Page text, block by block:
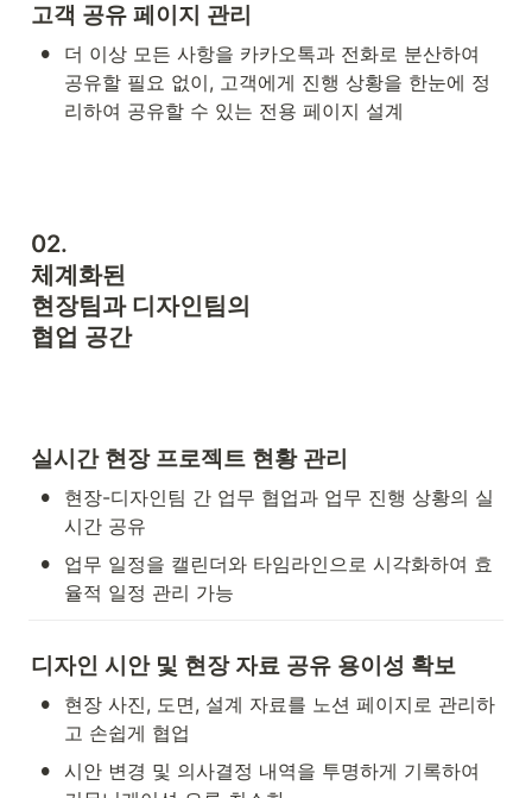
고객 공유 페이지 관리
•
더 이상 모든 사항을 카카오톡과 전화로 분산하여
공유할 필요 없이, 고객에게 진행 상황을 한눈에 정
리하여 공유할 수 있는 전용 페이지 설계
02.
체계화된
현장팀과 디자인팀의
협업 공간
실시간 현장 프로젝트 현황 관리
•
현장-디자인팀 간 업무 협업과 업무 진행 상황의 실
시간 공유
•
업무 일정을 캘린더와 타임라인으로 시각화하여 효
율적 일정 관리 가능
디자인 시안 및 현장 자료 공유 용이성 확보
•
현장 사진, 도면, 설계 자료를 노션 페이지로 관리하
고 손쉽게 협업
• 시안 변경 및 의사결정 내역을 투명하게 기록하여